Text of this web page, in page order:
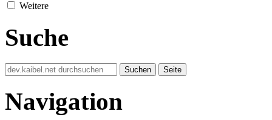
Weitere
Suche
Navigation